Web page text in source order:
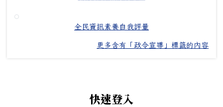
全民資訊素養自我評量
更多含有「政令宣導」標籤的內容
快速登入